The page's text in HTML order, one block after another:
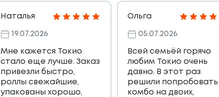
Наталья
19.07.2026
Мне кажется Токио
стало еще лучше. Заказ
привезли быстро,
роллы свежайшие,
упакованы хорошо,
Ольга
05.07.2026
Всей семьёй горячо
любим Токио очень
давно. В этот раз
решили попробовать
комбо на двоих,